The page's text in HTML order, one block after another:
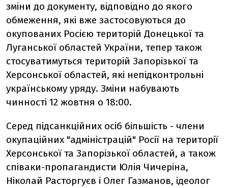
зміни до документу, відповідно до якого
обмеження, які вже застосовуються до
окупованих Росією територій Донецької та
Луганської областей України, тепер також
стосуватимуться територій Запорізької та
Херсонської областей, які непідконтрольні
українському уряду. Зміни набувають
чинності 12 жовтня о 18:00.
Серед підсанкційних осіб більшість - члени
окупаційних "адміністрацій" Росії на території
Херсонської та Запорізької областей, а також
співаки-пропагандисти Юлія Чичеріна,
Ніколай Расторгуєв і Олег Газманов, ідеолог